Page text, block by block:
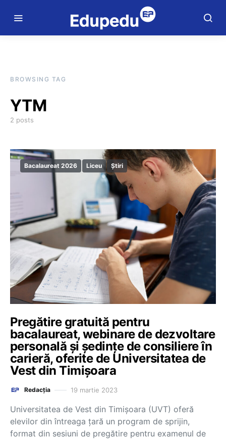
BROWSING TAG
YTM
2 posts
Bacalaureat 2026 Liceu Știri
Pregătire gratuită pentru
bacalaureat, webinare de dezvoltare
personală și ședințe de consiliere în
carieră, oferite de Universitatea de
Vest din Timișoara
Redacția 19 martie 2023
Universitatea de Vest din Timișoara (UVT) oferă
elevilor din întreaga țară un program de sprijin,
format din sesiuni de pregătire pentru examenul de